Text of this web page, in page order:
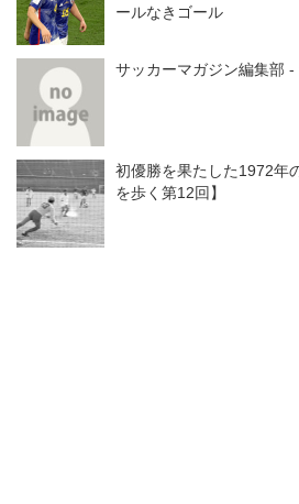
ールなきゴール
サッカーマガジン編集部
初優勝を果たした1972年
を歩く第12回】